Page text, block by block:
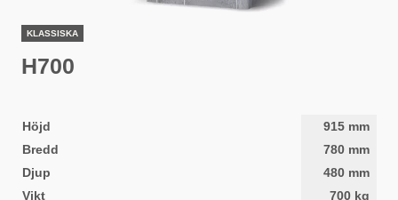
KLASSISKA
H700
Höjd 915 mm
Bredd
780 mm
Djup
480 mm
Vikt
700 kg